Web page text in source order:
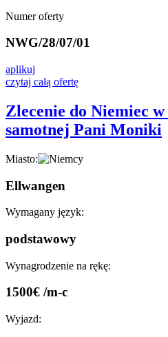
Numer oferty
NWG/28/07/01
aplikuj
czytaj całą ofertę
Zlecenie do Niemiec
samotnej Pani Moniki
Miasto:
Ellwangen
Wymagany język:
podstawowy
Wynagrodzenie na rękę:
1500€ /m-c
Wyjazd: